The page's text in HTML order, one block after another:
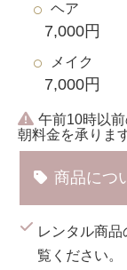
ヘア
7,000円
メイク
7,000円
午前10時以
朝料金を承りま
商品につ
レンタル商
覧ください。